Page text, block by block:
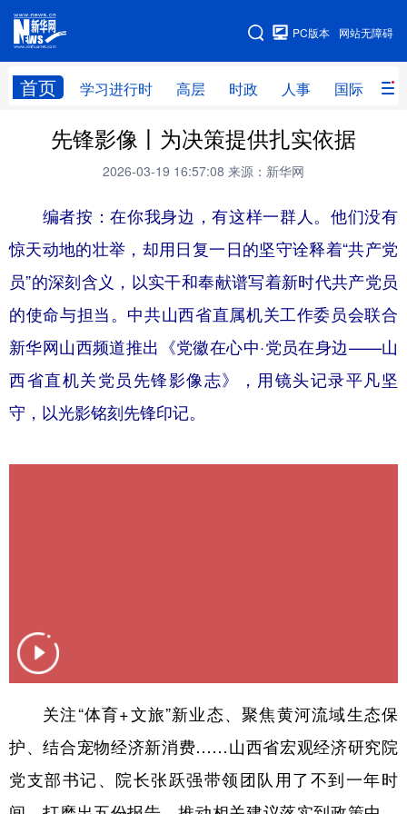
网站无障碍
PC版本
首页 学习进行时 高层 时政 人事 国际 财
网站地图
学习进行时 高层 时政 人事
财经 网评
台湾 思客智库 全球连线 教育
科技 科创 量子 体育
文化 书画 健康 军事
访谈 视频 图片 政务
食品 人居
地方频道
北京 天津 河北 山西
辽宁 吉林 上海 江苏
浙江 安徽 福建 江西
先锋影像丨为决策提供扎实依据
2026-03-19 16:57:08 来源：新华网
编者按：在你我身边，有这样一群人。他们没有
惊天动地的壮举，却用日复一日的坚守诠释着“共产党
员”的深刻含义，以实干和奉献谱写着新时代共产党员
的使命与担当。中共山西省直属机关工作委员会联合
新华网山西频道推出《党徽在心中·党员在身边——山
西省直机关党员先锋影像志》，用镜头记录平凡坚
守，以光影铭刻先锋印记。
关注“体育+文旅”新业态、聚焦黄河流域生态保
护、结合宠物经济新消费……山西省宏观经济研究院
党支部书记、院长张跃强带领团队用了不到一年时